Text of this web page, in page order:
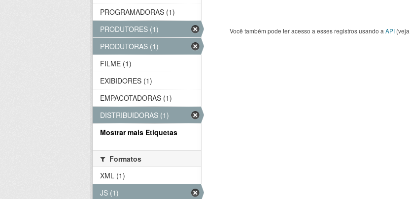
Você também pode ter acesso a esses registros usando a API (veja
PROGRAMADORAS (1)
PRODUTORES (1)
PRODUTORAS (1)
FILME (1)
EXIBIDORES (1)
EMPACOTADORAS (1)
DISTRIBUIDORAS (1)
Mostrar mais Etiquetas
Formatos
XML (1)
JS (1)